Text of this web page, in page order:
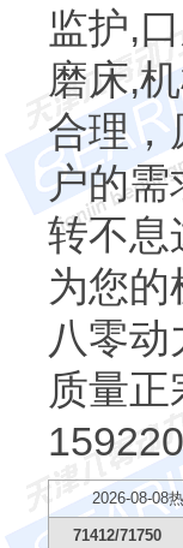
监护,
磨床,
合理，
户的需
转不息
为您的
八零
质量
2026-08-08
71412/71750